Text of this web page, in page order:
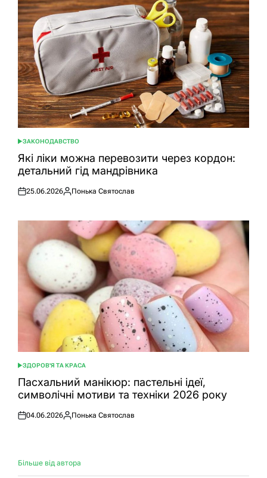
ОПУБЛІКУВАТИ
У
ЗАКОНОДАВСТВО
Які ліки можна перевозити через кордон:
детальний гід мандрівника
Оприлюднено
25.06.2026
Опубліковано
Понька Святослав
ОПУБЛІКУВАТИ
У
ЗДОРОВ'Я ТА КРАСА
Пасхальний манікюр: пастельні ідеї,
символічні мотиви та техніки 2026 року
Оприлюднено
04.06.2026
Опубліковано
Понька Святослав
Більше від автора